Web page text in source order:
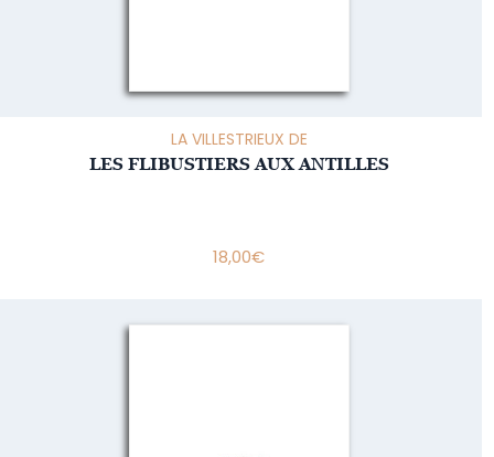
LA VILLESTRIEUX DE
LES FLIBUSTIERS AUX ANTILLES
18,00€